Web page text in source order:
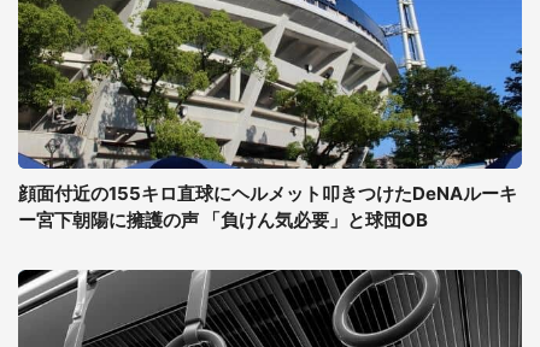
顔面付近の155キロ直球にヘルメット叩きつけたDeNAルーキ
ー宮下朝陽に擁護の声 「負けん気必要」と球団OB